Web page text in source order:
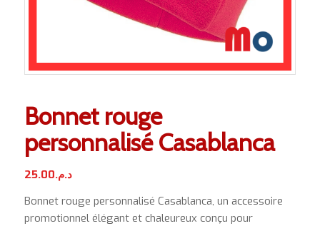
Bonnet rouge
personnalisé Casablanca
د.م.25.00
Bonnet rouge personnalisé Casablanca, un accessoire
promotionnel élégant et chaleureux conçu pour